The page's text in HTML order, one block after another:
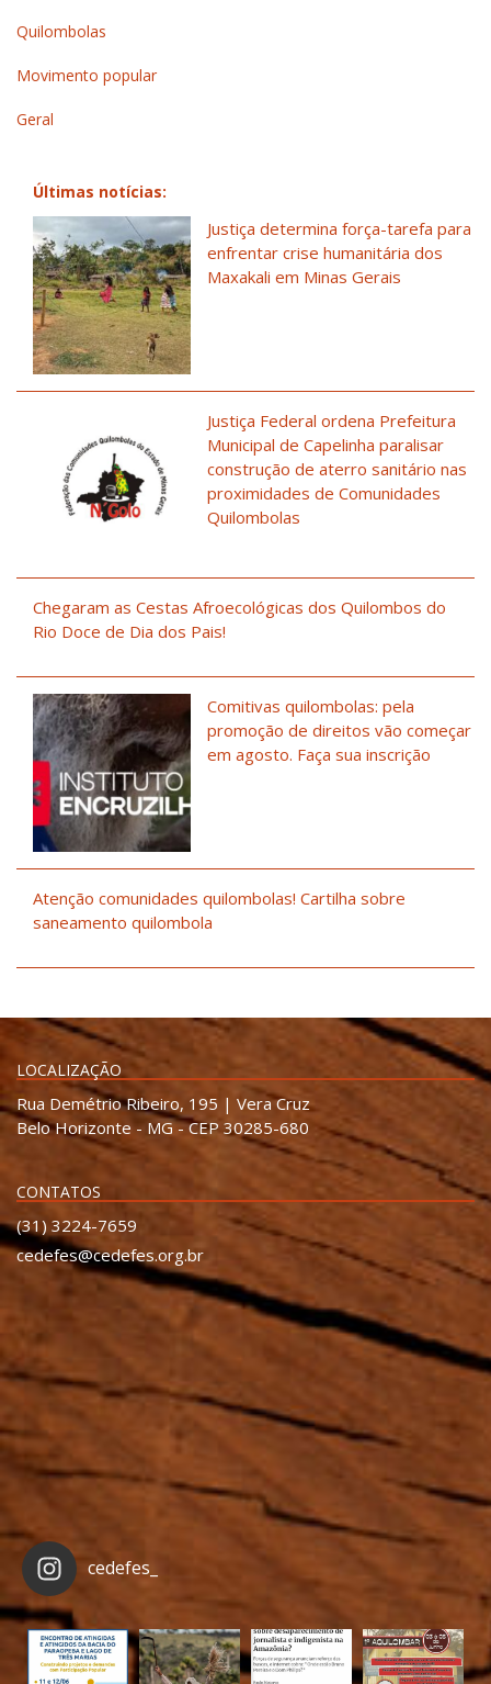
Quilombolas
Movimento popular
Geral
Últimas notícias:
Justiça determina força-tarefa para
enfrentar crise humanitária dos
Maxakali em Minas Gerais
Justiça Federal ordena Prefeitura
Municipal de Capelinha paralisar
construção de aterro sanitário nas
proximidades de Comunidades
Quilombolas
Chegaram as Cestas Afroecológicas dos Quilombos do
Rio Doce de Dia dos Pais!
Comitivas quilombolas: pela
promoção de direitos vão começar
em agosto. Faça sua inscrição
Atenção comunidades quilombolas! Cartilha sobre
saneamento quilombola
LOCALIZAÇÃO
Rua Demétrio Ribeiro, 195 | Vera Cruz
Belo Horizonte - MG - CEP 30285-680
CONTATOS
(31) 3224-7659
cedefes@cedefes.org.br
cedefes_